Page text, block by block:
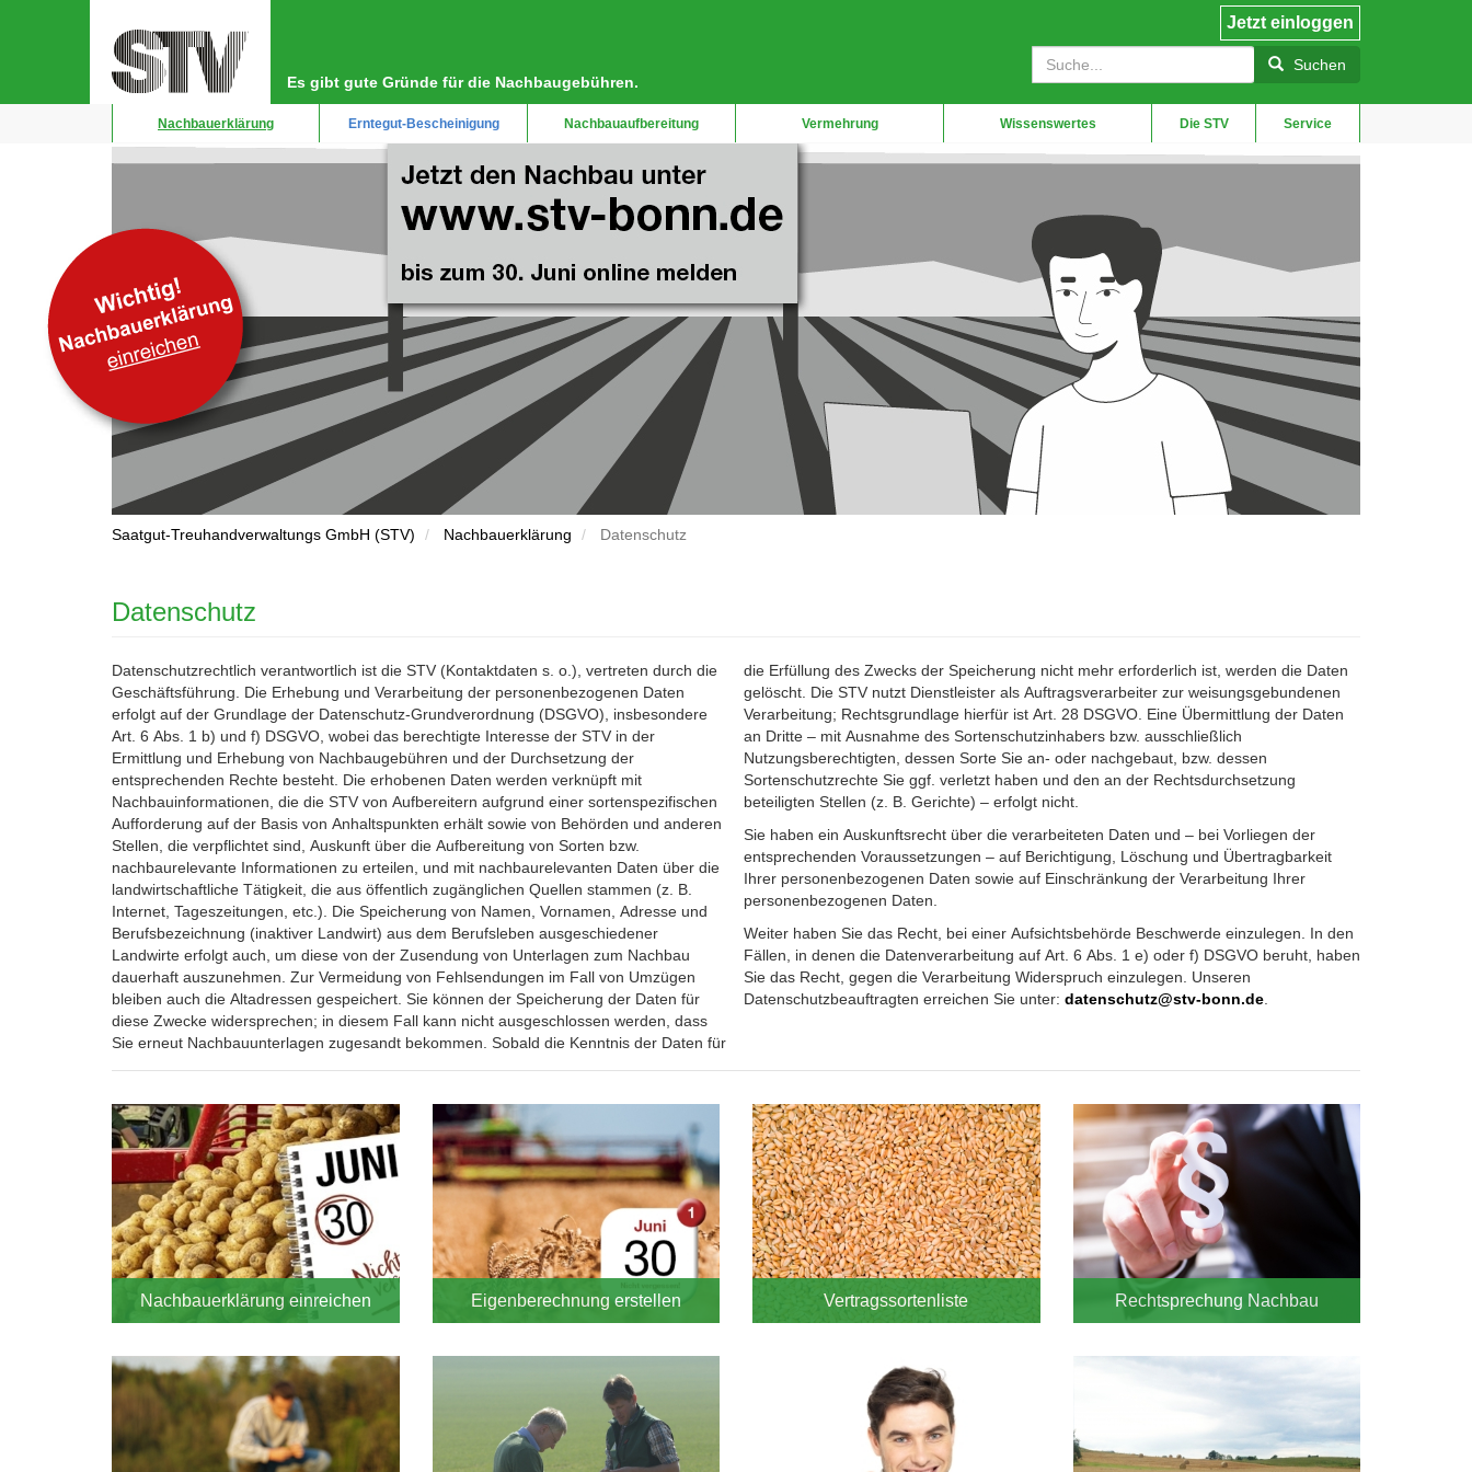
Es gibt gute Gründe für die Nachbaugebühren.
User
account
menu
Jetzt einloggen
Suche Suchen
Hauptnavigation
Nachbauerklärung Erntegut-Bescheinigung Nachbauaufbereitung Vermehrung Wissenswertes Die STV Service
Saatgut-Treuhandverwaltungs GmbH (STV) Nachbauerklärung Datenschutz
Datenschutz
Datenschutzrechtlich verantwortlich ist die STV (Kontaktdaten s. o.), vertreten durch die
Geschäftsführung. Die Erhebung und Verarbeitung der personenbezogenen Daten
erfolgt auf der Grundlage der Datenschutz-Grundverordnung (DSGVO), insbesondere
Art. 6 Abs. 1 b) und f) DSGVO, wobei das berechtigte Interesse der STV in der
Ermittlung und Erhebung von Nachbaugebühren und der Durchsetzung der
entsprechenden Rechte besteht. Die erhobenen Daten werden verknüpft mit
Nachbauinformationen, die die STV von Aufbereitern aufgrund einer sortenspezifischen
Aufforderung auf der Basis von Anhaltspunkten erhält sowie von Behörden und anderen
Stellen, die verpflichtet sind, Auskunft über die Aufbereitung von Sorten bzw.
nachbaurelevante Informationen zu erteilen, und mit nachbaurelevanten Daten über die
landwirtschaftliche Tätigkeit, die aus öffentlich zugänglichen Quellen stammen (z. B.
Internet, Tageszeitungen, etc.). Die Speicherung von Namen, Vornamen, Adresse und
Berufsbezeichnung (inaktiver Landwirt) aus dem Berufsleben ausgeschiedener
Landwirte erfolgt auch, um diese von der Zusendung von Unterlagen zum Nachbau
dauerhaft auszunehmen. Zur Vermeidung von Fehlsendungen im Fall von Umzügen
bleiben auch die Altadressen gespeichert. Sie können der Speicherung der Daten für
diese Zwecke widersprechen; in diesem Fall kann nicht ausgeschlossen werden, dass
Sie erneut Nachbauunterlagen zugesandt bekommen. Sobald die Kenntnis der Daten für
die Erfüllung des Zwecks der Speicherung nicht mehr erforderlich ist, werden die Daten
gelöscht. Die STV nutzt Dienstleister als Auftragsverarbeiter zur weisungsgebundenen
Verarbeitung; Rechtsgrundlage hierfür ist Art. 28 DSGVO. Eine Übermittlung der Daten
an Dritte – mit Ausnahme des Sortenschutzinhabers bzw. ausschließlich
Nutzungsberechtigten, dessen Sorte Sie an- oder nachgebaut, bzw. dessen
Sortenschutzrechte Sie ggf. verletzt haben und den an der Rechtsdurchsetzung
beteiligten Stellen (z. B. Gerichte) – erfolgt nicht.
Sie haben ein Auskunftsrecht über die verarbeiteten Daten und – bei Vorliegen der
entsprechenden Voraussetzungen – auf Berichtigung, Löschung und Übertragbarkeit
Ihrer personenbezogenen Daten sowie auf Einschränkung der Verarbeitung Ihrer
personenbezogenen Daten.
Weiter haben Sie das Recht, bei einer Aufsichtsbehörde Beschwerde einzulegen. In den
Fällen, in denen die Datenverarbeitung auf Art. 6 Abs. 1 e) oder f) DSGVO beruht, haben
Sie das Recht, gegen die Verarbeitung Widerspruch einzulegen. Unseren
Datenschutzbeauftragten erreichen Sie unter: datenschutz@stv-bonn.de
Blocknavigation
NBE
Nachbauerklärung einreichen Eigenberechnung erstellen Vertragssortenliste Rechtsprechung Nachbau